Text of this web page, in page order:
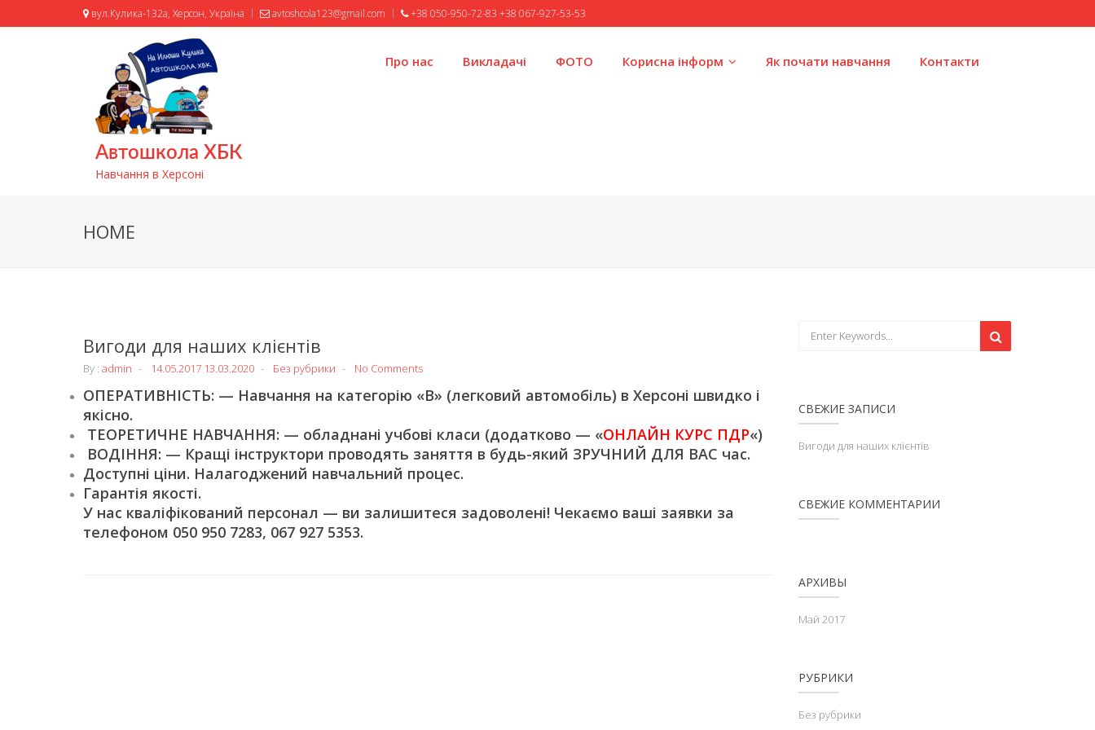
вул.Кулика-132а, Херсон, Україна avtoshcola123@gmail.com +38 050-950-72-83 +38 067-927-53-53
Автошкола ХБК
Навчання в Херсоні
Про нас Викладачі ФОТО Корисна інформ Як почати навчання Контакти
HOME
Вигоди для наших клієнтів
By : admin 14.05.2017 13.03.2020 Без рубрики No Comments
ОПЕРАТИВНІСТЬ: — Навчання на категорію «В» (легковий автомобіль) в Херсоні швидко і
якісно.
ТЕОРЕТИЧНЕ НАВЧАННЯ: — обладнані учбові класи (додатково — «ОНЛАЙН КУРС ПДР«)
ВОДІННЯ: — Кращі інструктори проводять заняття в будь-який ЗРУЧНИЙ ДЛЯ ВАС час.
Доступні ціни. Налагоджений навчальний процес.
Гарантія якості.
У нас кваліфікований персонал — ви залишитеся задоволені! Чекаємо ваші заявки за
телефоном 050 950 7283, 067 927 5353.
СВЕЖИЕ ЗАПИСИ
Вигоди для наших клієнтів
СВЕЖИЕ КОММЕНТАРИИ
АРХИВЫ
Май 2017
РУБРИКИ
Без рубрики